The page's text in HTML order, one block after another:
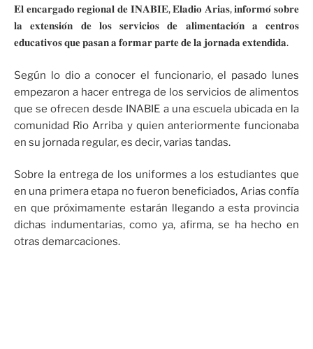
𝐄𝐥 𝐞𝐧𝐜𝐚𝐫𝐠𝐚𝐝𝐨 𝐫𝐞𝐠𝐢𝐨𝐧𝐚𝐥 𝐝𝐞 𝐈𝐍𝐀𝐁𝐈𝐄, 𝐄𝐥𝐚𝐝𝐢𝐨 𝐀𝐫𝐢𝐚𝐬, 𝐢𝐧𝐟𝐨𝐫𝐦𝐨́ 𝐬𝐨𝐛𝐫𝐞
𝐥𝐚 𝐞𝐱𝐭𝐞𝐧𝐬𝐢𝐨́𝐧 𝐝𝐞 𝐥𝐨𝐬 𝐬𝐞𝐫𝐯𝐢𝐜𝐢𝐨𝐬 𝐝𝐞 𝐚𝐥𝐢𝐦𝐞𝐧𝐭𝐚𝐜𝐢𝐨́𝐧 𝐚 𝐜𝐞𝐧𝐭𝐫𝐨𝐬
𝐞𝐝𝐮𝐜𝐚𝐭𝐢𝐯𝐨𝐬 𝐪𝐮𝐞 𝐩𝐚𝐬𝐚𝐧 𝐚 𝐟𝐨𝐫𝐦𝐚𝐫 𝐩𝐚𝐫𝐭𝐞 𝐝𝐞 𝐥𝐚 𝐣𝐨𝐫𝐧𝐚𝐝𝐚 𝐞𝐱𝐭𝐞𝐧𝐝𝐢𝐝𝐚.
Según lo dio a conocer el funcionario, el pasado lunes
empezaron a hacer entrega de los servicios de alimentos
que se ofrecen desde INABIE a una escuela ubicada en la
comunidad Rio Arriba y quien anteriormente funcionaba
en su jornada regular, es decir, varias tandas.
Sobre la entrega de los uniformes a los estudiantes que
en una primera etapa no fueron beneficiados, Arias confía
en que próximamente estarán llegando a esta provincia
dichas indumentarias, como ya, afirma, se ha hecho en
otras demarcaciones.